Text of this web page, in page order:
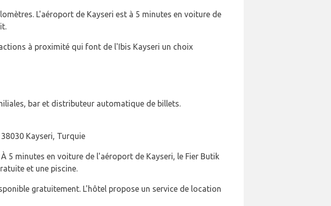
L'aéroport de Kayseri est à 5 minutes en voiture de
à proximité qui font de l'Ibis Kayseri un choix
bar et distributeur automatique de billets.
Kayseri, Turquie
5 minutes en voiture de l'aéroport de Kayseri, le Fier Butik
et une piscine.
gratuitement. L'hôtel propose un service de location